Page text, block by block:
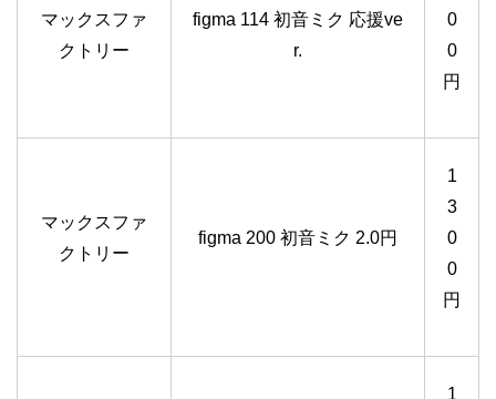
マックスファ
クトリー
figma 114 初音ミク 応援ve
r.
0
0
円
マックスファ
クトリー
figma 200 初音ミク 2.0円
1
3
0
0
円
1